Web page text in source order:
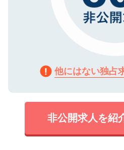
他にはない独占
非公開求人を紹